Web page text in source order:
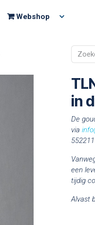
Webshop
in
De
via
een
tijdig
Alvast